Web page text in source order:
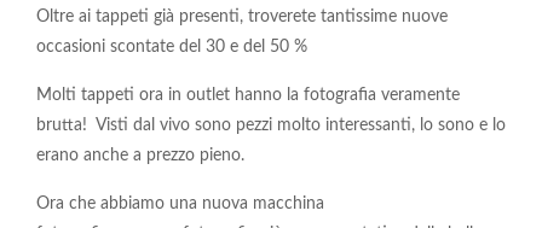
Oltre ai tappeti già presenti, troverete tantissime nuove
occasioni scontate del 30 e del 50 %
Molti tappeti ora in outlet hanno la fotografia veramente
brutta! Visti dal vivo sono pezzi molto interessanti, lo sono e lo
erano anche a prezzo pieno.
Ora che abbiamo una nuova macchina